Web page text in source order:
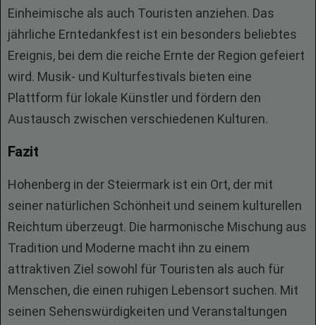
Einheimische als auch Touristen anziehen. Das
jährliche Erntedankfest ist ein besonders beliebtes
Ereignis, bei dem die reiche Ernte der Region gefeiert
wird. Musik- und Kulturfestivals bieten eine
Plattform für lokale Künstler und fördern den
Austausch zwischen verschiedenen Kulturen.
Fazit
Hohenberg in der Steiermark ist ein Ort, der mit
seiner natürlichen Schönheit und seinem kulturellen
Reichtum überzeugt. Die harmonische Mischung aus
Tradition und Moderne macht ihn zu einem
attraktiven Ziel sowohl für Touristen als auch für
Menschen, die einen ruhigen Lebensort suchen. Mit
seinen Sehenswürdigkeiten und Veranstaltungen